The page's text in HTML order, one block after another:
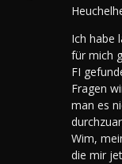
Ich habe
für mich
FI
Fragen
man es
Wim,
die mir